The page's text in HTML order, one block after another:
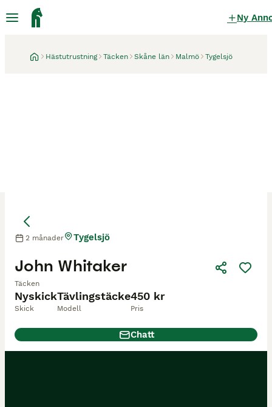
Ny
Hästutrustning Täcken Skåne län Malmö Tygelsjö
Nyskick
Skick
Tävlingstäcke
Modell
450 kr
Pris
John Whitaker
Täcken
2 månader Tygelsjö
Chatt